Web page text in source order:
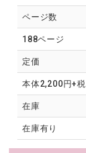
ページ数
188ページ
定価
本体2,200円+税
在庫
在庫有り